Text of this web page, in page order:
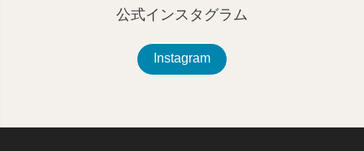
公式インスタグラム
Instagram